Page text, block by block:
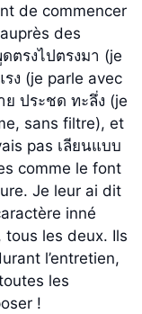
de commencer
des
ตรงไปตรงมา (je
ง (je parle avec
ประชด ทะลึ่ง (je
sans filtre), et
pas เลียนแบบ
comme le font
Je leur ai dit
inné
tous les deux. Ils
l’entretien,
les
!